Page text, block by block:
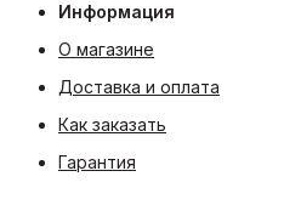
Информация
О магазине
Доставка и оплата
Как заказать
Гарантия